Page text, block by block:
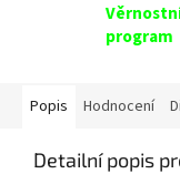
program
Popis Hodnocení
Detailní popis